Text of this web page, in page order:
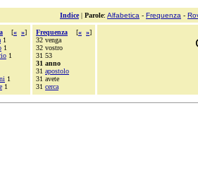
Indice| Parole: Alfabetica - Frequenza -
[« »]
1
1
1
1
1
Frequenza [« »]
32 venga
32 vostro
31 53
31 anno
31 apostolo
31 avete
31 cerca